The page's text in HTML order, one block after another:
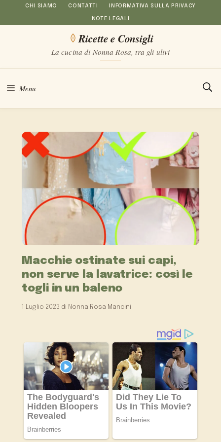
al
CHI SIAMO CONTATTI INFORMATIVA SULLA PRIVACY
NOTE LEGALI
Ricette e Consigli
La cucina di Nonna Rosa, tra gli ulivi
Menu
Macchie ostinate sui capi,
non serve la lavatrice: così le
togli in un baleno
1 Luglio 2023 di Nonna Rosa Mancini